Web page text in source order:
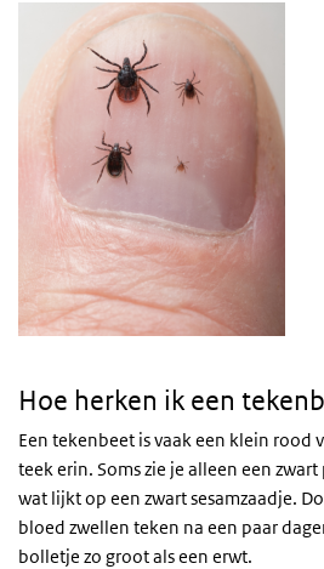
Hoe herken ik een
Een tekenbeet is vaak een klein rood
teek erin. Soms zie je alleen een
wat lijkt op een zwart sesamzaadje.
bloed zwellen teken na een paar
bolletje zo groot als een erwt.